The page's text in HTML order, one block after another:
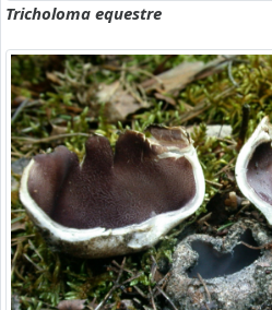
Tricholoma equestre